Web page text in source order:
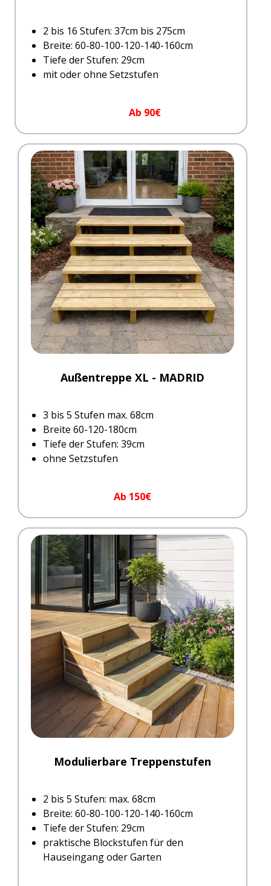
2 bis 16 Stufen: 37cm bis 275cm
Breite: 60-80-100-120-140-160cm
Tiefe der Stufen: 29cm
mit oder ohne Setzstufen
Ab 90€
Außentreppe XL - MADRID
3 bis 5 Stufen max. 68cm
Breite 60-120-180cm
Tiefe der Stufen: 39cm
ohne Setzstufen
Ab 150€
Modulierbare Treppenstufen
2 bis 5 Stufen: max. 68cm
Breite: 60-80-100-120-140-160cm
Tiefe der Stufen: 29cm
praktische Blockstufen für den
Hauseingang oder Garten